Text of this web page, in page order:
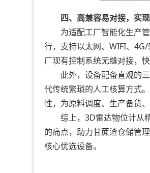
四、高兼容易对接，实
为适配工厂智能化生产管
行，支持以太网、WIFI、
厂现有控制系统无缝对接，
此外，设备配备直观的三
代传统繁琐的人工核算方式
性，为原料调度、生产备货
综上，3D雷达物位计从精
的痛点，助力甘蔗渣仓储管
核心优选设备。